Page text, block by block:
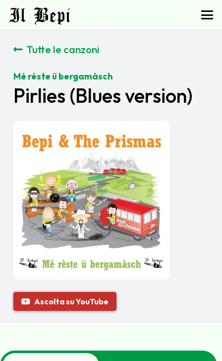
Il Bepi
Tutte le canzoni
Mé rèste ü bergamàsch
Pirlies (Blues version)
Ascolta su YouTube